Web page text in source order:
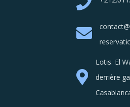
Lotis. El
derrière